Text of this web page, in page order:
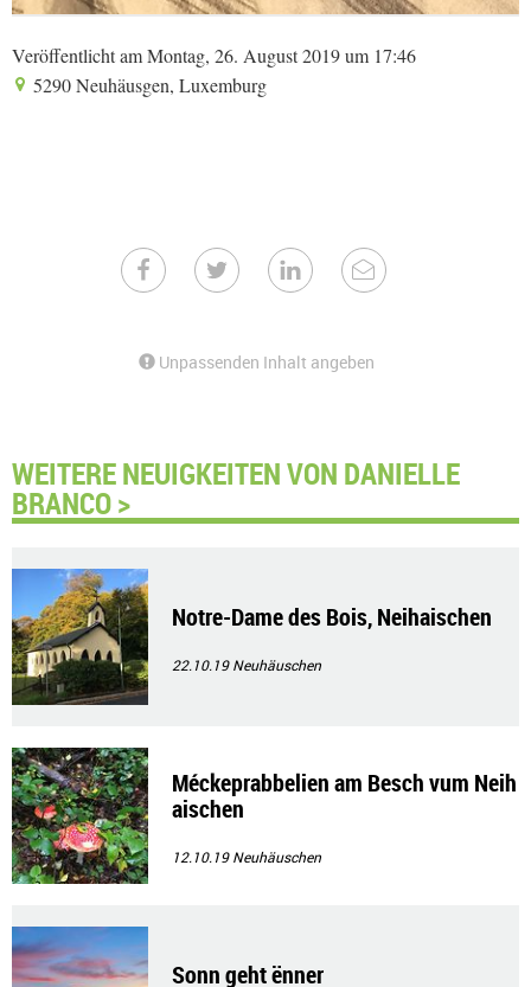
Veröffentlicht am Montag, 26. August 2019 um 17:46
5290 Neuhäusgen, Luxemburg
Unpassenden Inhalt angeben
WEITERE NEUIGKEITEN VON DANIELLE
BRANCO >
Notre-Dame des Bois, Neihaischen
22.10.19Neuhäuschen
Méckeprabbelien am Besch vum Neih
aischen
12.10.19Neuhäuschen
Sonn geht ënner